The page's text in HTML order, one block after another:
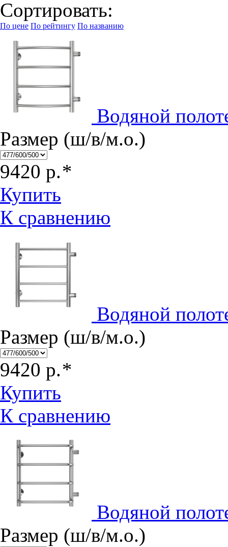
Сортировать:
По цене По рейтингу По названию
Водяной
Размер (ш/в/м.о.)
9420 р.*
Купить
К сравнению
Водяной
Размер (ш/в/м.о.)
9420 р.*
Купить
К сравнению
Водяной
Размер (ш/в/м.о.)